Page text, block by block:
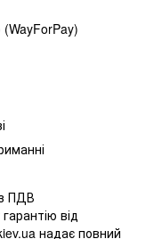
ПДВ
від
надає повний